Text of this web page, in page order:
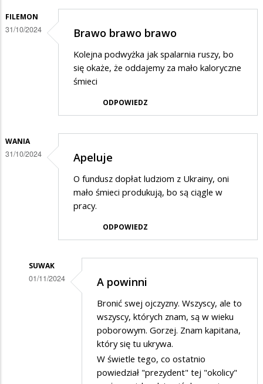
Segregować
nie
segregować
FILEMON
31/10/2024 Brawo brawo brawo
Kolejna podwyżka jak spalarnia ruszy, bo
się okaże, że oddajemy za mało kaloryczne
śmieci
ODPOWIEDZ
WANIA
31/10/2024 Apeluje
O fundusz dopłat ludziom z Ukrainy, oni
mało śmieci produkują, bo są ciągle w
pracy.
ODPOWIEDZ
SUWAK
01/11/2024 A powinni
Bronić swej ojczyzny. Wszyscy, ale to
wszyscy, których znam, są w wieku
poborowym. Gorzej. Znam kapitana,
który się tu ukrywa.
W świetle tego, co ostatnio
powiedział "prezydent" tej "okolicy"